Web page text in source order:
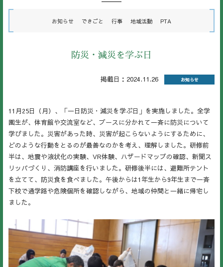
お知らせ できごと 行事 地域活動 PTA
防災・減災を学ぶ日
掲載日：2024.11.26 お知らせ
11月25日（月）、「一日防災・減災を学ぶ日」を実施しました。全学
園生が、体育館や交流室など、ブースに分かれて一斉に防災について
学びました。災害があった時、災害が起こらないようにするために、
どのような行動をとるのが最善なのかを考え、理解しました。研修前
半は、地震や液状化の実験、VR体験、ハザードマップの確認、新聞ス
リッパづくり、消防講座を行いました。研修後半には、避難所テント
を立てて、防災食を食べました。午後からは1年生から9年生まで一斉
下校で通学路や危険個所を確認しながら、地域の仲間と一緒に帰宅し
ました。